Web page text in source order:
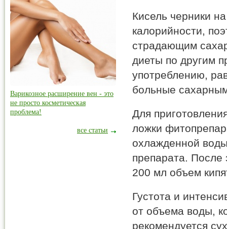
Кисель черники
калорийности,
страдающим
диеты по другим
употреблению,
больные
Для
ложки
охлажденной
препарата. После
200 мл объем
Густота и
от объема воды,
рекомендуется
Варикозное расширение вен - это
не просто косметическая
проблема!
все статьи